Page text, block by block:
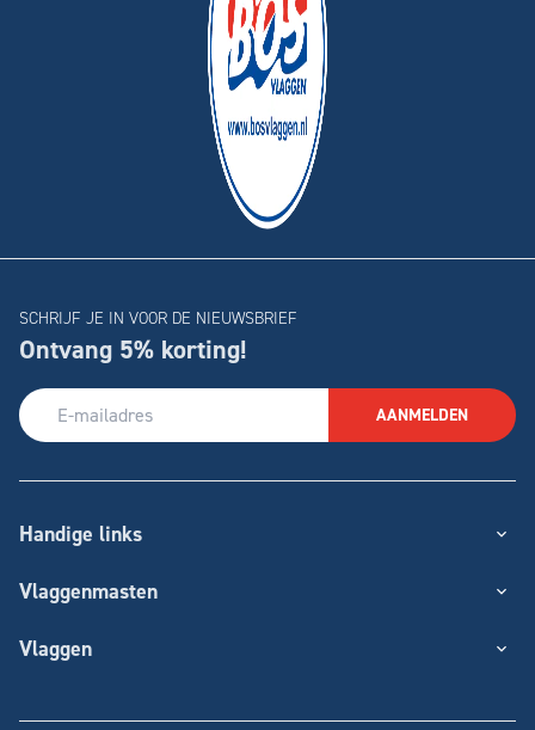
SCHRIJF JE IN VOOR DE NIEUWSBRIEF
Ontvang 5% korting!
AANMELDEN
Handige links
Vlaggenmasten
Vlaggen